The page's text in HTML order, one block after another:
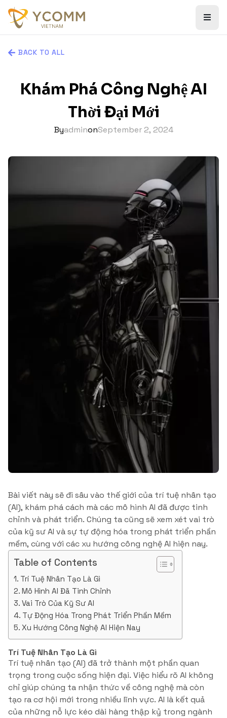
BACK TO ALL
Khám Phá Công Nghệ AI
Thời Đại Mới
ByadminonSeptember 2, 2024
Bài viết này sẽ đi sâu vào thế giới của trí tuệ nhân tạo
(AI), khám phá cách mà các mô hình AI đã được tinh
chỉnh và phát triển. Chúng ta cũng sẽ xem xét vai trò
của kỹ sư AI và sự tự động hóa trong phát triển phần
mềm, cùng với các xu hướng công nghệ AI hiện nay.
Table of Contents
Trí Tuệ Nhân Tạo Là Gì
Mô Hình AI Đã Tinh Chỉnh
Vai Trò Của Kỹ Sư AI
Tự Động Hóa Trong Phát Triển Phần Mềm
Xu Hướng Công Nghệ AI Hiện Nay
Trí Tuệ Nhân Tạo Là Gì
Trí tuệ nhân tạo (AI) đã trở thành một phần quan
trọng trong cuộc sống hiện đại. Việc hiểu rõ AI không
chỉ giúp chúng ta nhận thức về công nghệ mà còn
tạo ra cơ hội mới trong nhiều lĩnh vực. AI là kết quả
của những nỗ lực kéo dài hàng thập kỷ trong ngành